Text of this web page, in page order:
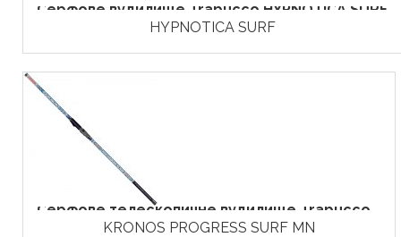
Серфове вудилище Trabucco HYPNOTICA SURF
HYPNOTICA SURF
Серфове телескопичне вудилище Trabucco...
KRONOS PROGRESS SURF MN